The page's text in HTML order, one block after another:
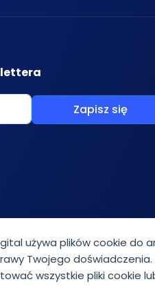
używa plików cookie do
Twojego doświadczenia.
wszystkie pliki cookie
Zapisz się